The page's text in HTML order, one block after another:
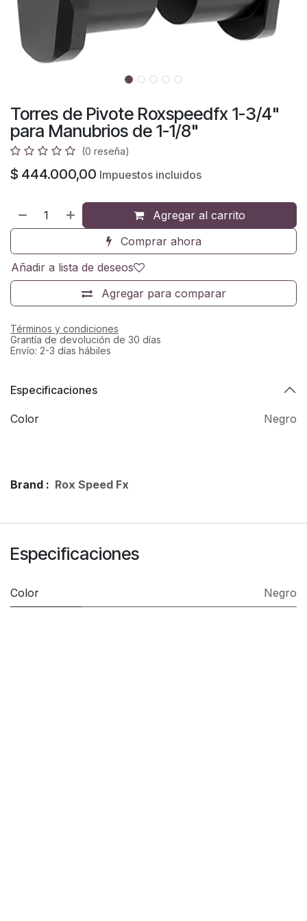
Torres de Pivote Roxspeedfx 1-3/4"
para Manubrios de 1-1/8"
(0 reseña)
$ 444.000,00 Impuestos incluidos
Agregar al carrito
Comprar ahora
Agregar para comparar
Añadir a lista de deseos
Términos y condiciones
Grantía de devolución de 30 días
Envío: 2-3 días hábiles
Especificaciones
Color Negro
Brand : Rox Speed Fx
Especificaciones
Color Negro